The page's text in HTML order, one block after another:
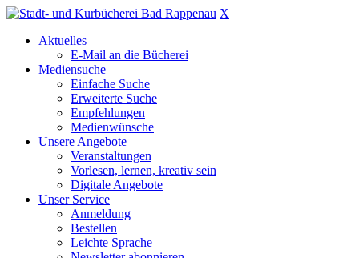
X
Aktuelles
E-Mail an die Bücherei
Mediensuche
Einfache Suche
Erweiterte Suche
Empfehlungen
Medienwünsche
Unsere Angebote
Veranstaltungen
Vorlesen, lernen, kreativ sein
Digitale Angebote
Unser Service
Anmeldung
Bestellen
Leichte Sprache